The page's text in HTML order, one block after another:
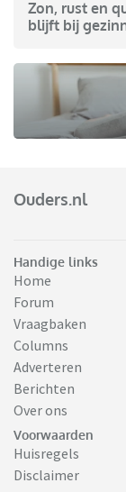
Zon, rust en
blijft bij
Ouders.nl
Handige links
Home
Forum
Vraagbaken
Columns
Adverteren
Berichten
Over ons
Voorwaarden
Huisregels
Disclaimer